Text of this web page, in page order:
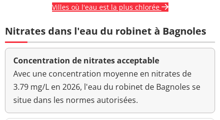
Villes où l'eau est la plus chlorée
Nitrates dans l'eau du robinet à Bagnoles
Concentration de nitrates acceptable
Avec une concentration moyenne en nitrates de
3.79 mg/L en 2026, l'eau du robinet de Bagnoles se
situe dans les normes autorisées.